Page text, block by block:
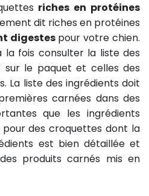
riches en protéines
dit riches en protéines
digestespour votre chien.
la fois consulter la liste des
sur le paquet et celles des
La liste des ingrédients doit
carnées dans des
que les ingrédients
des croquettes dont la
est bien détaillée et
produits carnés mis en